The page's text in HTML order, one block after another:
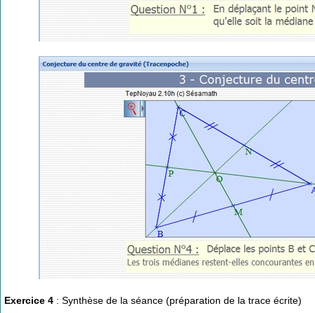
Exercice 4 : Synthèse de la séance (préparation de la trace écrite)